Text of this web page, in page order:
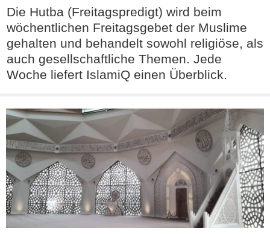
DEBATTE
Die Hutba (Freitagspredigt) wird beim
wöchentlichen Freitagsgebet der Muslime
gehalten und behandelt sowohl religiöse, als
auch gesellschaftliche Themen. Jede
Woche liefert IslamiQ einen Überblick.